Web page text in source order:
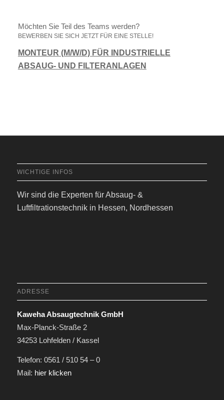
Möchten Sie Teil des Teams werden?
BEWERBEN SIE SICH JETZT FÜR EINE STELLE!
MONTEUR (M/W/D) FÜR INDUSTRIELLE
ABSAUG- UND FILTERANLAGEN
WICHTIGE INFOS
Wir sind die Experten für Absaug- &
Luftfiltrationstechnik in Hessen, Nordhessen
ADRESSE
Kaweha Absaugtechnik GmbH
Max-Planck-Straße 2
34253 Lohfelden / Kassel
Telefon: 0561 / 510 54 – 0
Mail: hier klicken